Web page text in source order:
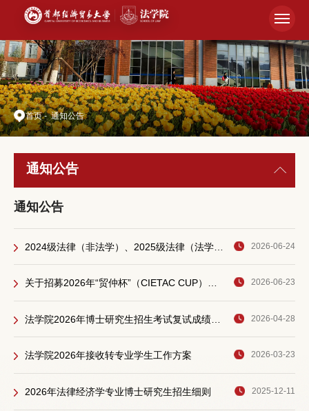
首页- 通知公告
通知公告
通知公告
2026-06-24
2026-06-23
关于招募2026年“贸仲杯”（CIETAC CUP）国际商事仲裁模拟仲裁庭参赛队员的通知
2026-04-28
2026-03-23
法学院2026年接收转专业学生工作方案
2025-12-11
2026年法律经济学专业博士研究生招生细则